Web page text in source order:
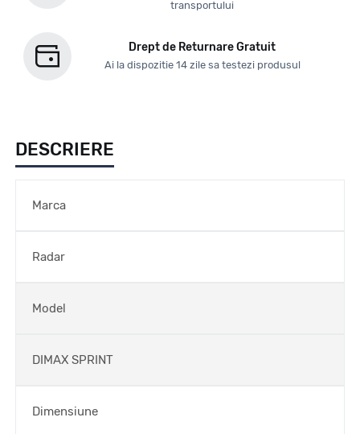
transportului
Drept de Returnare Gratuit
Ai la dispozitie 14 zile sa testezi produsul
DESCRIERE
Marca
Radar
Model
DIMAX SPRINT
Dimensiune